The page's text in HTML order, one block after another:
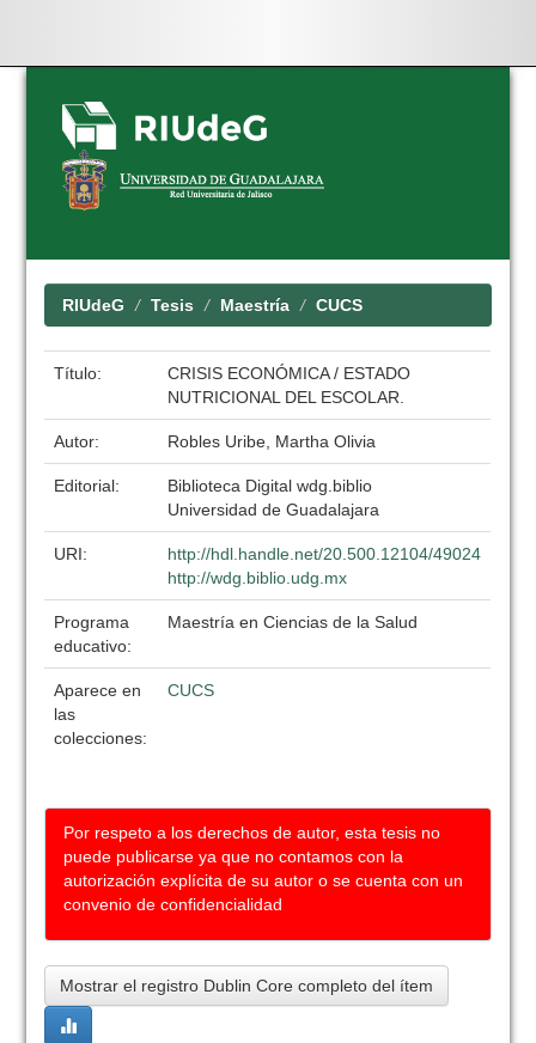
Skip
navigation
RIUdeG Tesis Maestría CUCS
Título:
CRISIS ECONÓMICA / ESTADO
NUTRICIONAL DEL ESCOLAR.
Autor: Robles Uribe, Martha Olivia
Editorial:
Biblioteca Digital wdg.biblio
Universidad de Guadalajara
URI:
http://hdl.handle.net/20.500.12104/49024
http://wdg.biblio.udg.mx
Programa
educativo:
Maestría en Ciencias de la Salud
Aparece en
las
colecciones:
CUCS
Por respeto a los derechos de autor, esta tesis no
puede publicarse ya que no contamos con la
autorización explícita de su autor o se cuenta con un
convenio de confidencialidad
Mostrar el registro Dublin Core completo del ítem